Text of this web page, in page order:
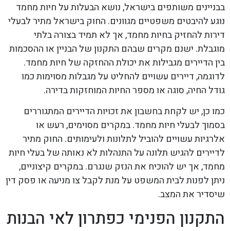
בבניינים משותפים בישראל, נושא הבעלות על חיות מחמד
נוגע להיבטים משפטיים מגוונים. החוק בישראל מתיר לבעלי
דירות להחזיק בחיות מחמד, אך לא תמיד בצורה בלתי
מוגבלת. ישנם מקרים שבהם התקנון של הבניין או ההסכמות
בין הדיירים מגבילות את יכולת ההחזקה של חיות מחמד.
לדוגמה, דיירים עשויים להחליט על מגבלות מסוימות כמו
גודל החיה, סוגה או מספר החיות המוחזקות בדירה.
כמו כן, יש לקחת בחשבון את זכויות הדיירים המתגוררים
בסמוך לבעלי חיות מחמד. במקרים מסוימים, רעש או
אלרגיות עשויים להוביל לתלונות ולעימותים. החוק מתיר
לדיירים להגיש תלונה על התנהלות לא נאותה של בעלי חיות
מחמד, אך יש להוכיח את הנזק שנגרם. במקרים קיצוניים,
ניתן לפנות לבית המשפט על מנת לקבל צו מניעה או פסק דין
שיסדיר את המצב.
התקנון הפנימי כפתרון לאי הבנות